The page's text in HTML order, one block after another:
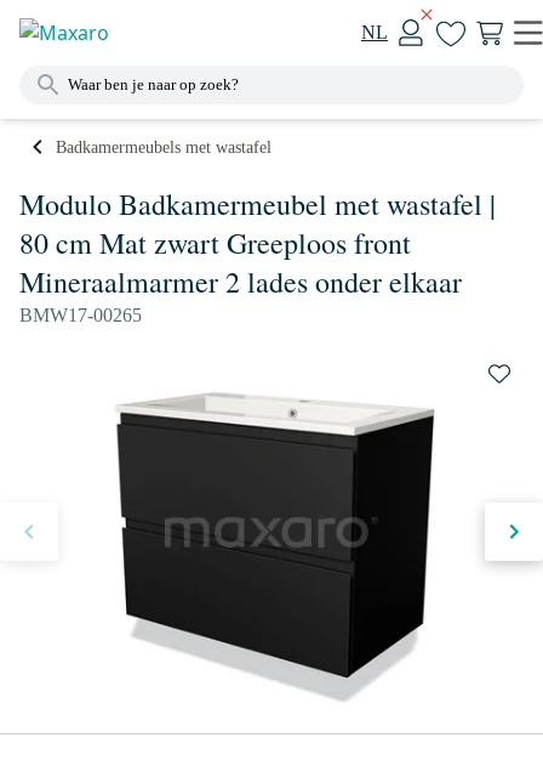
NL
Badkamermeubels met wastafel
Modulo Badkamermeubel met wastafel |
80 cm Mat zwart Greeploos front
Mineraalmarmer 2 lades onder elkaar
BMW17-00265